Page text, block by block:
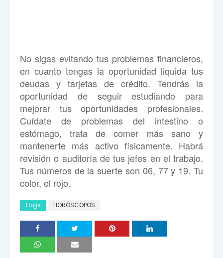
No sigas evitando tus problemas financieros,
en cuanto tengas la oportunidad liquida tus
deudas y tarjetas de crédito. Tendrás la
oportunidad de seguir estudiando para
mejorar tus oportunidades profesionales.
Cuídate de problemas del intestino o
estómago, trata de comer más sano y
mantenerte más activo físicamente. Habrá
revisión o auditoría de tus jefes en el trabajo.
Tus números de la suerte son 06, 77 y 19. Tu
color, el rojo.
Tags HORÓSCOPOS